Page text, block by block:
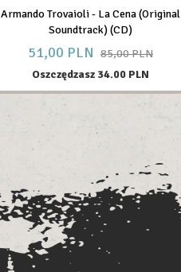
Armando Trovaioli - La Cena (Original
Soundtrack) (CD)
51,00 PLN 85,00 PLN
Oszczędzasz 34.00 PLN